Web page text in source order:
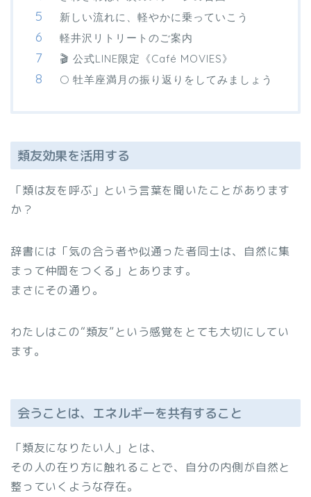
新しい流れに、軽やかに乗っていこう
軽井沢リトリートのご案内
🎬 公式LINE限定《Café MOVIES》
🌕 牡羊座満月の振り返りをしてみましょう
類友効果を活用する
「類は友を呼ぶ」という言葉を聞いたことがあります
か？
辞書には「気の合う者や似通った者同士は、自然に集
まって仲間をつくる」とあります。
まさにその通り。
わたしはこの“類友”という感覚をとても大切にしてい
ます。
会うことは、エネルギーを共有すること
「類友になりたい人」とは、
その人の在り方に触れることで、自分の内側が自然と
整っていくような存在。